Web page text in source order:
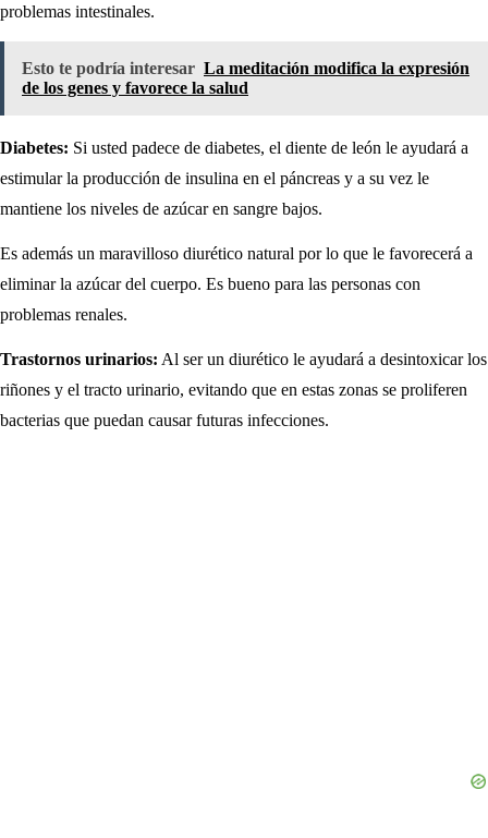
problemas intestinales.
Esto te podría interesar La meditación modifica la expresión
de los genes y favorece la salud
Diabetes: Si usted padece de diabetes, el diente de león le ayudará a
estimular la producción de insulina en el páncreas y a su vez le
mantiene los niveles de azúcar en sangre bajos.
Es además un maravilloso diurético natural por lo que le favorecerá a
eliminar la azúcar del cuerpo. Es bueno para las personas con
problemas renales.
Trastornos urinarios: Al ser un diurético le ayudará a desintoxicar los
riñones y el tracto urinario, evitando que en estas zonas se proliferen
bacterias que puedan causar futuras infecciones.